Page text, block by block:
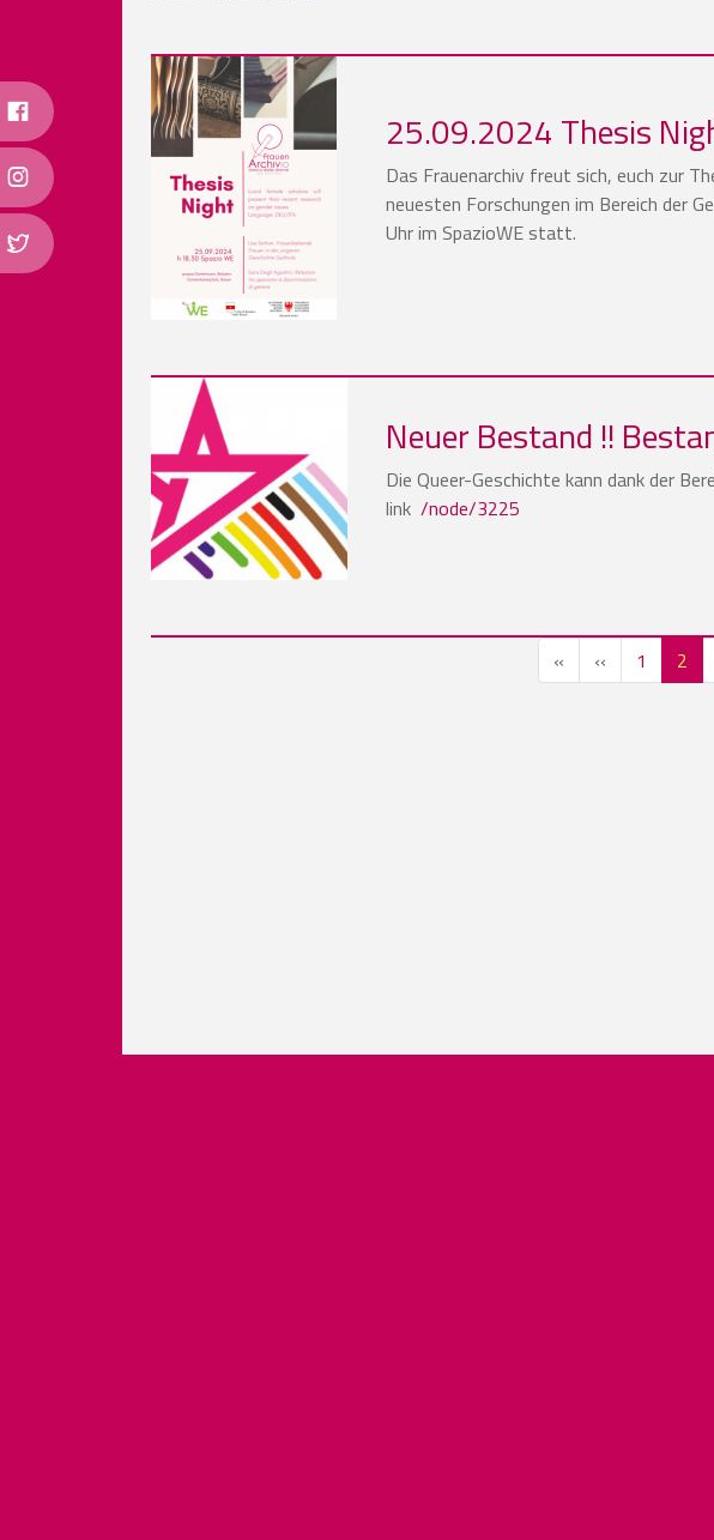
25.09.2024 Thesis
Das Frauenarchiv freut sich, euch zur
neuesten Forschungen im Bereich der
Uhr im SpazioWE statt.
Neuer Bestand !!
Die Queer-Geschichte kann dank der
link /node/3225
« Erste Seite
‹‹ Vorherige
1 2